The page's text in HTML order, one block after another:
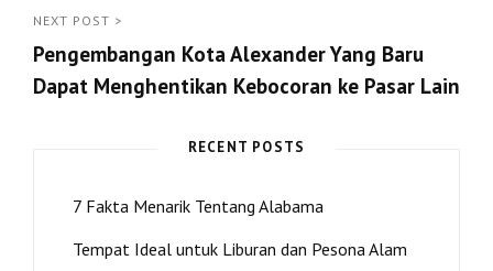
Prev
Post
NEXT POST >
Pengembangan Kota Alexander Yang Baru
Dapat Menghentikan Kebocoran ke Pasar Lain
RECENT POSTS
7 Fakta Menarik Tentang Alabama
Tempat Ideal untuk Liburan dan Pesona Alam